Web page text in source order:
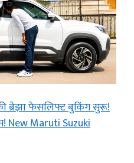
ब्रेझा फेसलिफ्ट बुकिंग सुरू!
New Maruti Suzuki